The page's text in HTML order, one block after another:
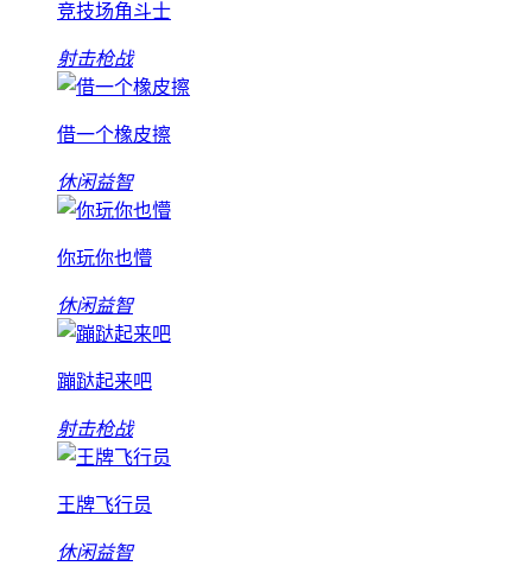
竞技场角斗士
射击枪战
借一个橡皮擦
休闲益智
你玩你也懵
休闲益智
蹦跶起来吧
射击枪战
王牌飞行员
休闲益智